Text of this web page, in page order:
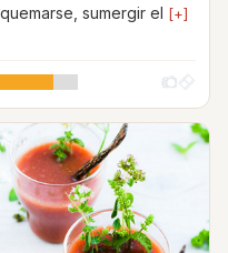
quemarse, sumergir el [+]